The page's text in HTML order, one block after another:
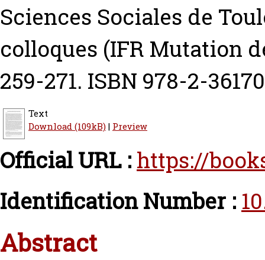
Sciences Sociales de
colloques (IFR Mutation
259-271. ISBN 978-2-
Text
Download (109kB)| Preview
Official URL : https://
Identification Number :
Abstract